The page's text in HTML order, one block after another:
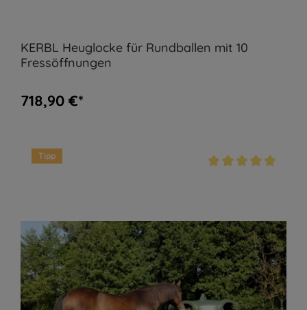
KERBL Heuglocke für Rundballen mit 10
Fressöffnungen
718,90 €*
Tipp